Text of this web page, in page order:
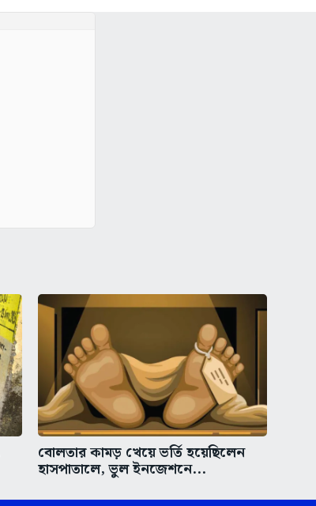
বোলতার কামড় খেয়ে ভর্তি হয়েছিলেন
হাসপাতালে, ভুল ইনজেশনে...